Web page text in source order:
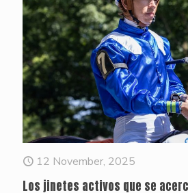
12 November, 2025
Los jinetes activos que se